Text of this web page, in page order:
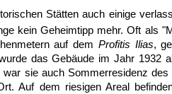
Stätten auch einige
kein Geheimtipp mehr. Oft als
auf dem Profitis Ilias,
das Gebäude im Jahr 1932
sie auch Sommerresidenz des
Auf dem riesigen Areal